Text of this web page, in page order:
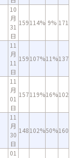
10
月
31
日
159114% 9% 171
11
月
11
日
159107%11%137
11
月
01
日
157119%16%102
11
月
30
日
148102%50%160
01